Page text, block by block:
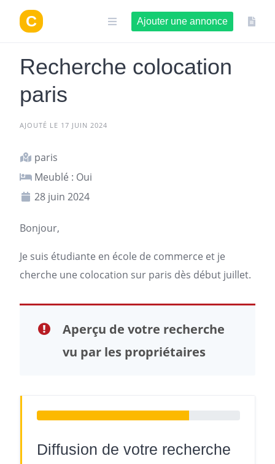
contenu
Ajouter une annonce
Recherche colocation
paris
AJOUTÉ LE 17 JUIN 2024
paris
Meublé : Oui
28 juin 2024
Bonjour,
Je suis étudiante en école de commerce et je
cherche une colocation sur paris dès début juillet.
Aperçu de votre recherche
vu par les propriétaires
Diffusion de votre recherche